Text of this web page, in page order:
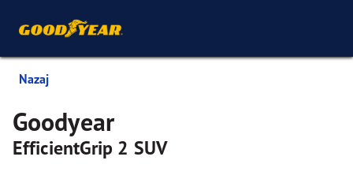
Nazaj
Goodyear
EfficientGrip 2 SUV